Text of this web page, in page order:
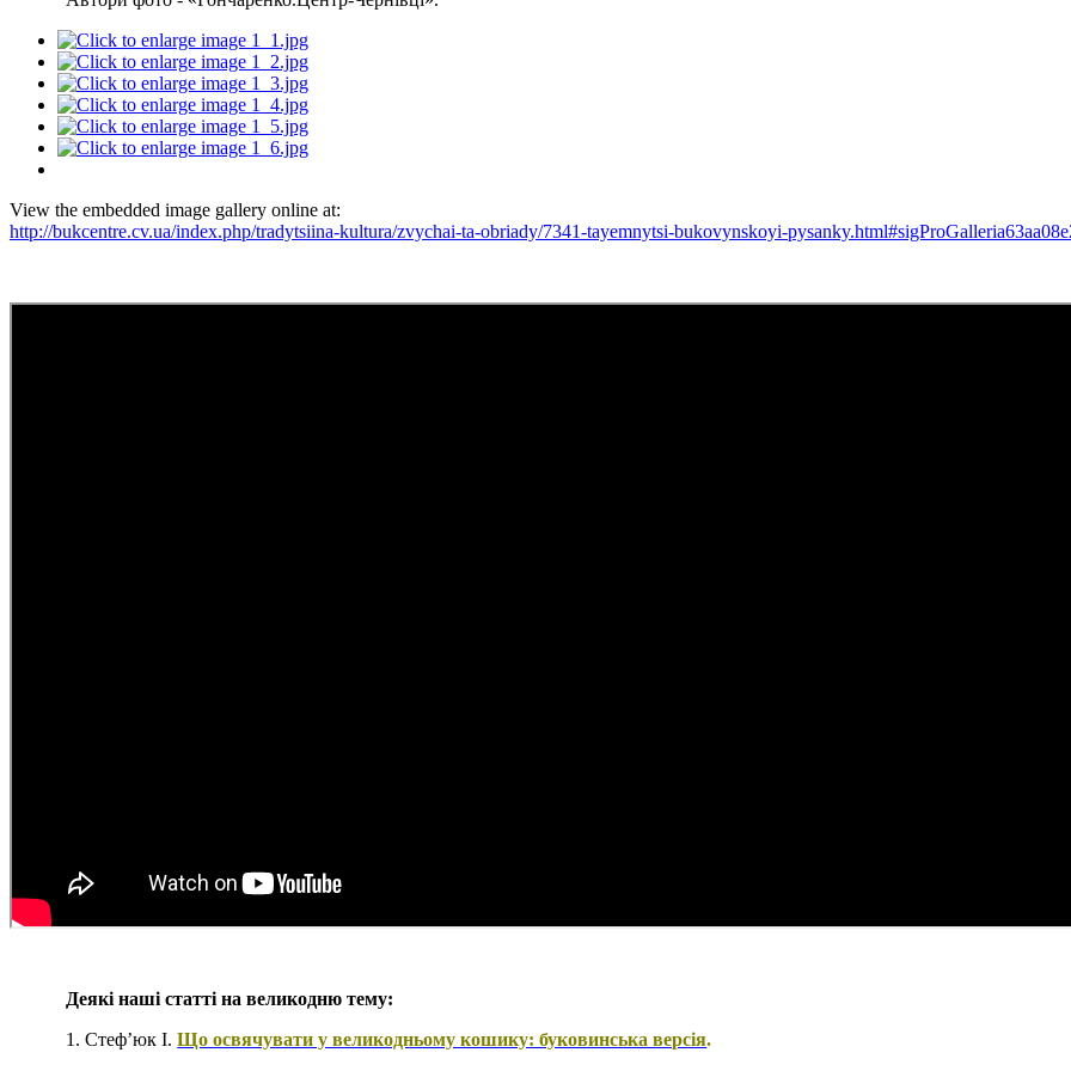
View the embedded image gallery online at:
http://bukcentre.cv.ua/index.php/tradytsiina-kultura/zvychai-ta-obriady/7341-tayemnytsi-bukovynskoyi-
Деякі наші статті на великодню тему:
1. Стеф’юк І.Що освячувати у великодньому кошику: буковинська версія.